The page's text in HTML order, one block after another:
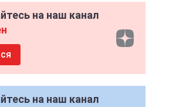
на наш канал
на наш канал